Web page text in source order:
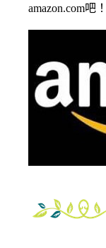
amazon.com吧！